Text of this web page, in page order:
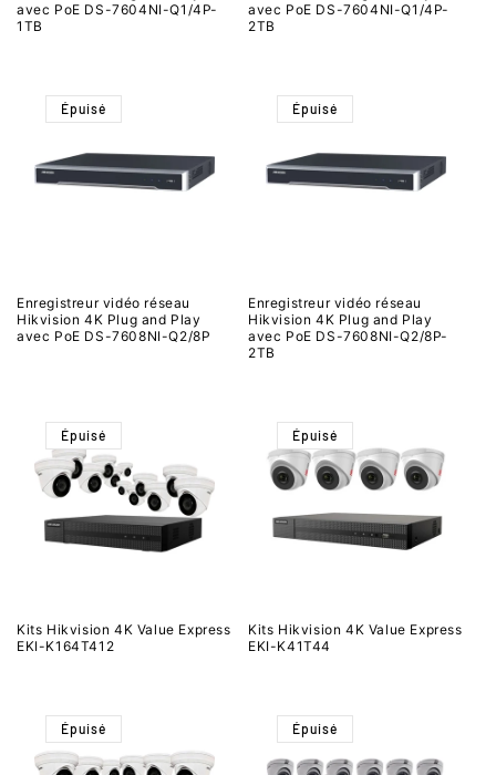
avec PoE DS-7604NI-Q1/4P-
1TB
avec PoE DS-7604NI-Q1/4P-
2TB
Épuisé
Enregistreur vidéo réseau
Hikvision 4K Plug and Play
avec PoE DS-7608NI-Q2/8P
Épuisé
Enregistreur vidéo réseau
Hikvision 4K Plug and Play
avec PoE DS-7608NI-Q2/8P-
2TB
Épuisé
Kits Hikvision 4K Value Express
EKI-K164T412
Épuisé
Kits Hikvision 4K Value Express
EKI-K41T44
Épuisé Épuisé